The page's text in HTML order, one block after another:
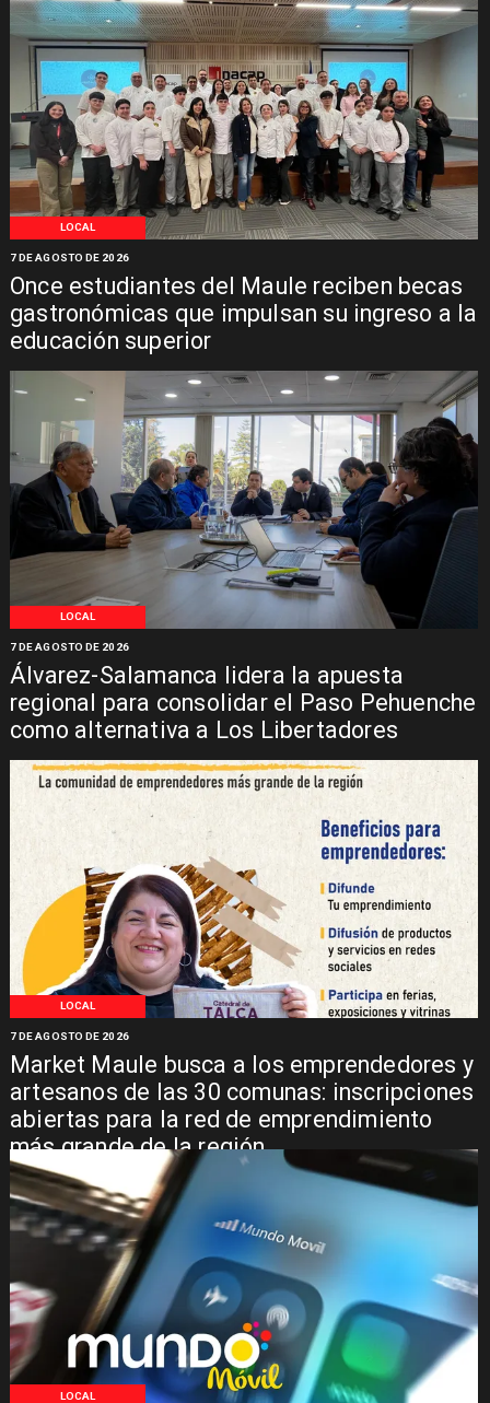
LOCAL
Once estudiantes del Maule reciben becas
gastronómicas que impulsan su ingreso a la
educación superior
7 DE AGOSTO DE 2026
LOCAL
Álvarez-Salamanca lidera la apuesta
regional para consolidar el Paso Pehuenche
como alternativa a Los Libertadores
7 DE AGOSTO DE 2026
LOCAL
Market Maule busca a los emprendedores y
artesanos de las 30 comunas: inscripciones
abiertas para la red de emprendimiento
más grande de la región
7 DE AGOSTO DE 2026
LOCAL